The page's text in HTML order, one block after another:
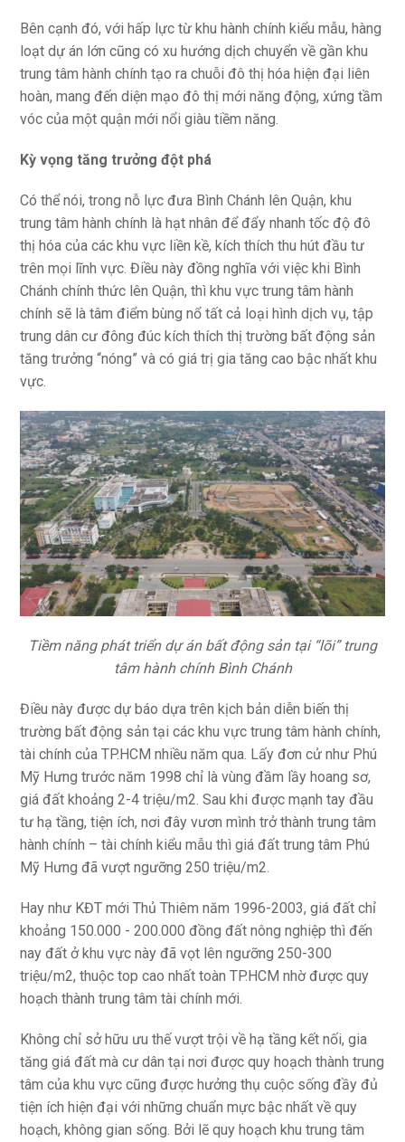
Bên cạnh đó, với hấp lực từ khu hành chính kiểu mẫu, hàng
loạt dự án lớn cũng có xu hướng dịch chuyển về gần khu
trung tâm hành chính tạo ra chuỗi đô thị hóa hiện đại liên
hoàn, mang đến diện mạo đô thị mới năng động, xứng tầm
vóc của một quận mới nổi giàu tiềm năng.
Kỳ vọng tăng trưởng đột phá
Có thể nói, trong nỗ lực đưa Bình Chánh lên Quận, khu
trung tâm hành chính là hạt nhân để đẩy nhanh tốc độ đô
thị hóa của các khu vực liền kề, kích thích thu hút đầu tư
trên mọi lĩnh vực. Điều này đồng nghĩa với việc khi Bình
Chánh chính thức lên Quận, thì khu vực trung tâm hành
chính sẽ là tâm điểm bùng nổ tất cả loại hình dịch vụ, tập
trung dân cư đông đúc kích thích thị trường bất động sản
tăng trưởng “nóng” và có giá trị gia tăng cao bậc nhất khu
vực.
Tiềm năng phát triển dự án bất động sản tại “lõi” trung
tâm hành chính Bình Chánh
Điều này được dự báo dựa trên kịch bản diễn biến thị
trường bất động sản tại các khu vực trung tâm hành chính,
tài chính của TP.HCM nhiều năm qua. Lấy đơn cử như Phú
Mỹ Hưng trước năm 1998 chỉ là vùng đầm lầy hoang sơ,
giá đất khoảng 2-4 triệu/m2. Sau khi được mạnh tay đầu
tư hạ tầng, tiện ích, nơi đây vươn mình trở thành trung tâm
hành chính – tài chính kiểu mẫu thì giá đất trung tâm Phú
Mỹ Hưng đã vượt ngưỡng 250 triệu/m2.
Hay như KĐT mới Thủ Thiêm năm 1996-2003, giá đất chỉ
khoảng 150.000 - 200.000 đồng đất nông nghiệp thì đến
nay đất ở khu vực này đã vọt lên ngưỡng 250-300
triệu/m2, thuộc top cao nhất toàn TP.HCM nhờ được quy
hoạch thành trung tâm tài chính mới.
Không chỉ sở hữu ưu thế vượt trội về hạ tầng kết nối, gia
tăng giá đất mà cư dân tại nơi được quy hoạch thành trung
tâm của khu vực cũng được hưởng thụ cuộc sống đầy đủ
tiện ích hiện đại với những chuẩn mực bậc nhất về quy
hoạch, không gian sống. Bởi lẽ quy hoạch khu trung tâm